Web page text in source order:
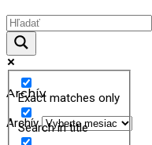
Exact matches only
Search in title
Archív
Archív